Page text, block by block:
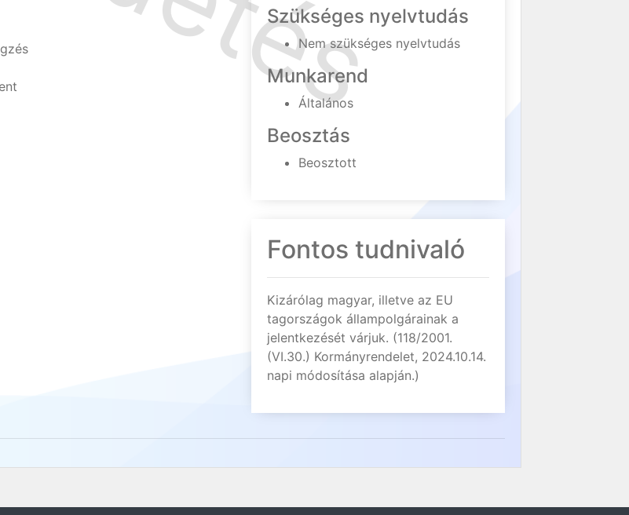
Szükséges nyelvtudás
Nem szükséges nyelvtudás
Munkarend
Általános
Beosztás
Beosztott
Fontos tudnivaló
Kizárólag magyar, illetve az EU
tagországok állampolgárainak a
jelentkezését várjuk. (118/2001.
(VI.30.) Kormányrendelet, 2024.10.14.
napi módosítása alapján.)